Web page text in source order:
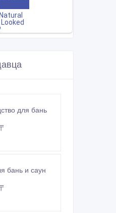
для бань
бань и саун